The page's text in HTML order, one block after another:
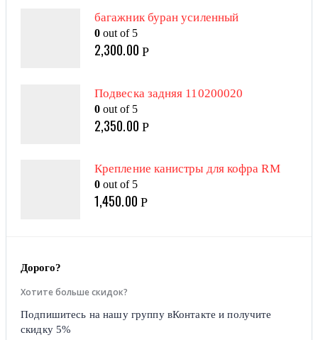
багажник буран усиленный
0 out of 5
2,300.00 Р
Подвеска задняя 110200020
0 out of 5
2,350.00 Р
Крепление канистры для кофра RM
0 out of 5
1,450.00 Р
Дорого?
Хотите больше скидок?
Подпишитесь на нашу группу вКонтакте и получите
скидку 5%